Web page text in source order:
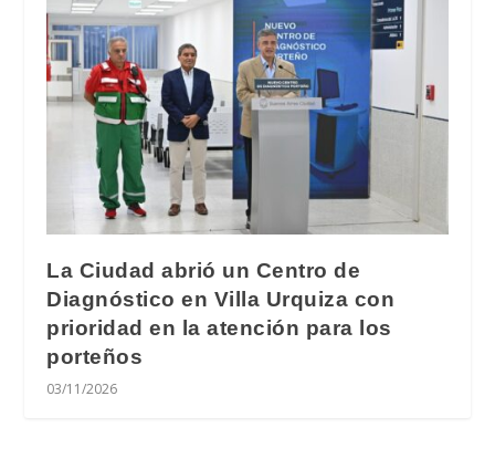
La Ciudad abrió un Centro de
Diagnóstico en Villa Urquiza con
prioridad en la atención para los
porteños
03/11/2026